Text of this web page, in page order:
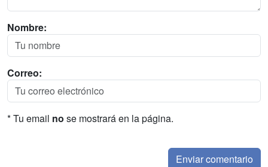
Nombre:
Correo:
* Tu email no se mostrará en la página.